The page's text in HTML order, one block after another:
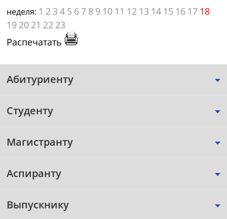
неделя: 1 2 3 4 5 6 7 8 9 10 11 12 13 14 15 16 17 18
19 20 21 22 23
Распечатать
Абитуриенту
Студенту
Магистранту
Аспиранту
Выпускнику